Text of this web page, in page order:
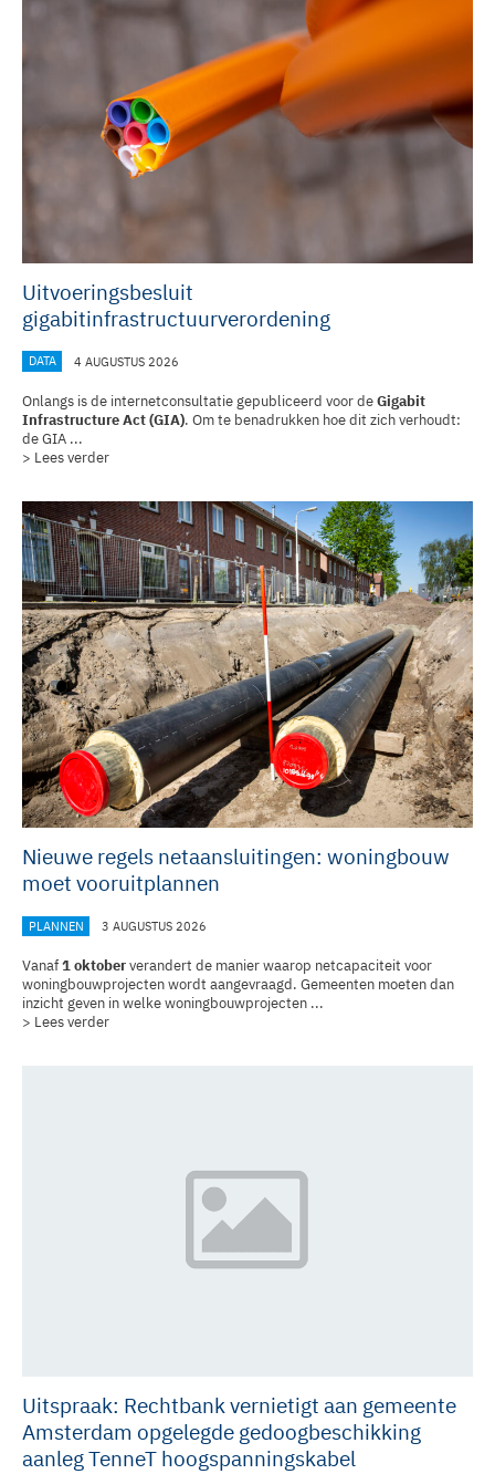
Uitvoeringsbesluit
gigabitinfrastructuurverordening
DATA 4 AUGUSTUS 2026
Onlangs is de internetconsultatie gepubliceerd voor deGigabit
Infrastructure Act (GIA). Om te benadrukken hoe dit zich verhoudt:
de GIA ...
> Lees verder
Nieuwe regels netaansluitingen: woningbouw
moet vooruitplannen
PLANNEN 3 AUGUSTUS 2026
Vanaf1 oktoberverandert de manier waarop netcapaciteit voor
woningbouwprojecten wordt aangevraagd. Gemeenten moeten dan
inzicht geven in welke woningbouwprojecten ...
> Lees verder
Uitspraak: Rechtbank vernietigt aan gemeente
Amsterdam opgelegde gedoogbeschikking
aanleg TenneT hoogspanningskabel